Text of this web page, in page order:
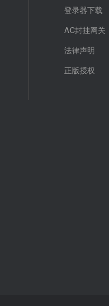
登录器下载
AC封挂网关
法律声明
正版授权